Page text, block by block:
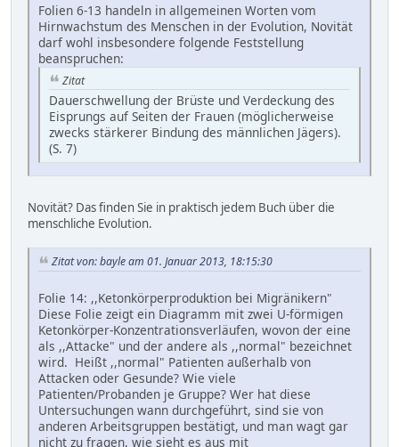
Folien 6-13 handeln in allgemeinen Worten vom
Hirnwachstum des Menschen in der Evolution, Novität
darf wohl insbesondere folgende Feststellung
beanspruchen:
Zitat
Dauerschwellung der Brüste und Verdeckung des
Eisprungs auf Seiten der Frauen (möglicherweise
zwecks stärkerer Bindung des männlichen Jägers).
(S. 7)
Novität? Das finden Sie in praktisch jedem Buch über die
menschliche Evolution.
Zitat von: bayle am 01. Januar 2013, 18:15:30
Folie 14: ,,Ketonkörperproduktion bei Migränikern"
Diese Folie zeigt ein Diagramm mit zwei U-förmigen
Ketonkörper-Konzentrationsverläufen, wovon der eine
als ,,Attacke" und der andere als ,,normal" bezeichnet
wird. Heißt ,,normal" Patienten außerhalb von
Attacken oder Gesunde? Wie viele
Patienten/Probanden je Gruppe? Wer hat diese
Untersuchungen wann durchgeführt, sind sie von
anderen Arbeitsgruppen bestätigt, und man wagt gar
nicht zu fragen, wie sieht es aus mit